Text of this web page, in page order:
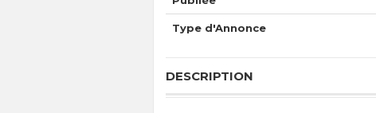
Type d'Annonce
DESCRIPTION